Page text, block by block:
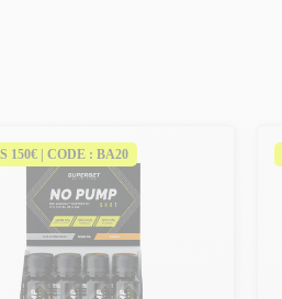
150€ | CODE : BA20